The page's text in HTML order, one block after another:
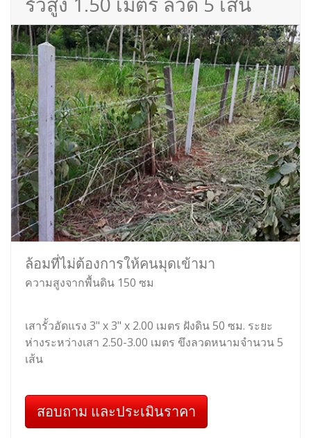
ล้อมที่ไม่ต้องการให้คนมุดเข้ามา
ความสูงจากพื้นดิน 150 ซม
เสารั้วอัดแรง 3" x 3" x 2.00 เมตร ฝังดิน 50 ซม. ระยะ
ห่างระหว่างเสา 2.50-3.00 เมตร ขึงลวดหนามจำนวน 5
เส้น
สอบถาม และประเมินราคา